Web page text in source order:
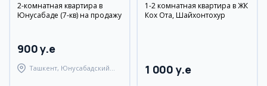
2-комнатная квартира в
Юнусабаде (7-кв) на продажу
900 y.e
Ташкент, Юнусабадский
1-2 комнатная квартира в ЖК
Кох Ота, Шайхонтохур
1 000 y.e